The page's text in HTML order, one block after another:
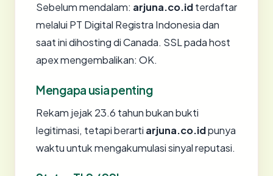
Sebelum mendalam: arjuna.co.idterdaftar
melalui PT Digital Registra Indonesia dan
saat ini dihosting di Canada. SSL pada host
apex mengembalikan: OK.
Mengapa usia penting
Rekam jejak 23.6 tahun bukan bukti
legitimasi, tetapi berarti arjuna.co.idpunya
waktu untuk mengakumulasi sinyal reputasi.